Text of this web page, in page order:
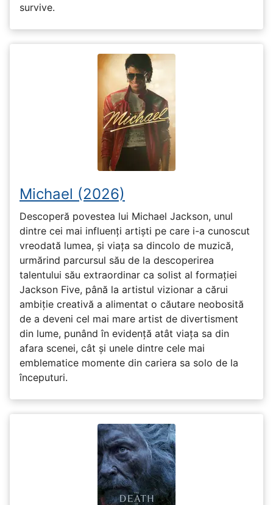
survive.
Michael (2026)
Descoperă povestea lui Michael Jackson, unul
dintre cei mai influenți artiști pe care i-a cunoscut
vreodată lumea, și viața sa dincolo de muzică,
urmărind parcursul său de la descoperirea
talentului său extraordinar ca solist al formației
Jackson Five, până la artistul vizionar a cărui
ambiție creativă a alimentat o căutare neobosită
de a deveni cel mai mare artist de divertisment
din lume, punând în evidență atât viața sa din
afara scenei, cât și unele dintre cele mai
emblematice momente din cariera sa solo de la
începuturi.